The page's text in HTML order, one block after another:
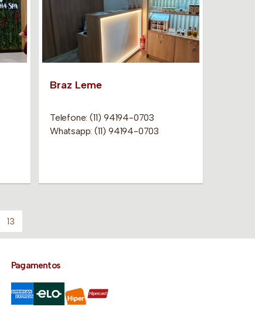
Braz Leme
Telefone: (11) 94194-0703
Whatsapp: (11) 94194-0703
13
Pagamentos